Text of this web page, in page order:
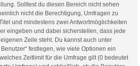
Solltest du diesen Bereich nicht sehen
nicht die Berechtigung, Umfragen zu
und mindestens zwei Antwortmöglichkeiten
eingeben und dabei sicherstellen, dass jede
Zeile steht. Du kannst auch unter
festlegen, wie viele Optionen ein
Zeitlimit für die Umfrage gilt (0 bedeutet